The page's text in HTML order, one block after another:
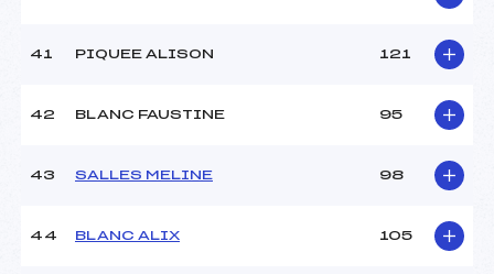
41 PIQUEE ALISON 121
42 BLANC FAUSTINE 95
43 SALLES MELINE 98
44 BLANC ALIX 105